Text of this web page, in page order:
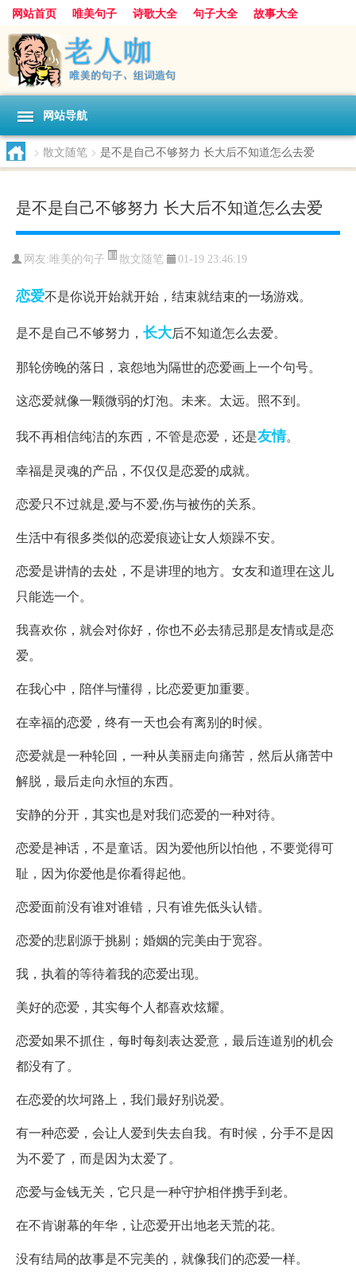
网站首页 唯美句子 诗歌大全 句子大全
故事大全
人生感悟
其他美文 美文欣赏
感人故事
句子分类
网站导航
> 散文随笔 > 是不是自己不够努力 长大后不知道怎么去爱
是不是自己不够努力 长大后不知道怎么去爱
网友: 唯美的句子 散文随笔 01-19 23:46:19
恋爱不是你说开始就开始，结束就结束的一场游戏。
是不是自己不够努力， 长大后不知道怎么去爱。
那轮傍晚的落日，哀怨地为隔世的恋爱画上一个句号。
这恋爱就像一颗微弱的灯泡。未来。太远。照不到。
我不再相信纯洁的东西，不管是恋爱，还是友情。
幸福是灵魂的产品，不仅仅是恋爱的成就。
恋爱只不过就是,爱与不爱,伤与被伤的关系。
生活中有很多类似的恋爱痕迹让女人烦躁不安。
恋爱是讲情的去处，不是讲理的地方。女友和道理在这儿
只能选一个。
我喜欢你，就会对你好，你也不必去猜忌那是友情或是恋
爱。
在我心中，陪伴与懂得，比恋爱更加重要。
在幸福的恋爱，终有一天也会有离别的时候。
恋爱就是一种轮回，一种从美丽走向痛苦，然后从痛苦中
解脱，最后走向永恒的东西。
安静的分开，其实也是对我们恋爱的一种对待。
恋爱是神话，不是童话。因为爱他所以怕他，不要觉得可
耻，因为你爱他是你看得起他。
恋爱面前没有谁对谁错，只有谁先低头认错。
恋爱的悲剧源于挑剔；婚姻的完美由于宽容。
我，执着的等待着我的恋爱出现。
美好的恋爱，其实每个人都喜欢炫耀。
恋爱如果不抓住，每时每刻表达爱意，最后连道别的机会
都没有了。
在恋爱的坎坷路上，我们最好别说爱。
有一种恋爱，会让人爱到失去自我。有时候，分手不是因
为不爱了，而是因为太爱了。
恋爱与金钱无关，它只是一种守护相伴携手到老。
在不肯谢幕的年华，让恋爱开出地老天荒的花。
没有结局的故事是不完美的，就像我们的恋爱一样。